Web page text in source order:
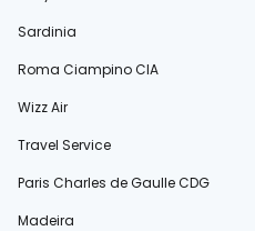
Sardinia
Roma Ciampino CIA
Wizz Air
Travel Service
Paris Charles de Gaulle CDG
Madeira